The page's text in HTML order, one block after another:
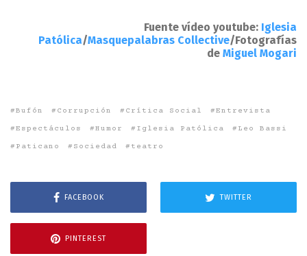
Fuente vídeo youtube: Iglesia
Patólica/Masquepalabras Collective/Fotografías
de Miguel Mogari
Bufón Corrupción Crítica Social
Entrevista
Espectáculos
Humor Iglesia Patólica
Leo Bassi
Paticano
Sociedad teatro
FACEBOOK TWITTER
PINTEREST